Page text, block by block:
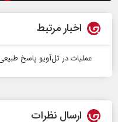
اخبار مرتبط
عملیات در تل‌آویو پاسخ
ارسال نظرات